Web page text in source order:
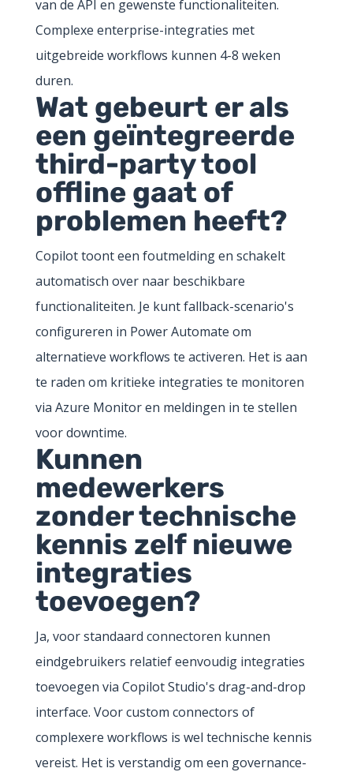
van de API en gewenste functionaliteiten.
Complexe enterprise-integraties met
uitgebreide workflows kunnen 4-8 weken
duren.
Wat gebeurt er als
een geïntegreerde
third-party tool
offline gaat of
problemen heeft?
Copilot toont een foutmelding en schakelt
automatisch over naar beschikbare
functionaliteiten. Je kunt fallback-scenario's
configureren in Power Automate om
alternatieve workflows te activeren. Het is aan
te raden om kritieke integraties te monitoren
via Azure Monitor en meldingen in te stellen
voor downtime.
Kunnen
medewerkers
zonder technische
kennis zelf nieuwe
integraties
toevoegen?
Ja, voor standaard connectoren kunnen
eindgebruikers relatief eenvoudig integraties
toevoegen via Copilot Studio's drag-and-drop
interface. Voor custom connectors of
complexere workflows is wel technische kennis
vereist. Het is verstandig om een governance-